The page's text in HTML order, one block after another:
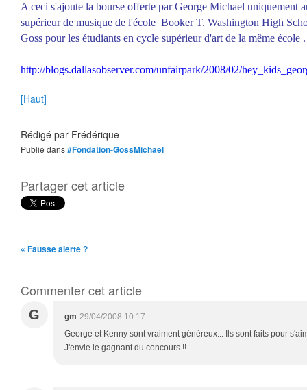
A ceci s'ajoute la bourse offerte par George Michael uniquement
supérieur de musique de l'école Booker T. Washington High
Goss pour les étudiants en cycle supérieur d'art de la même école .
http://blogs.dallasobserver.com/unfairpark/2008/02/
[Haut]
Rédigé par Frédérique
Publié dans#Fondation-GossMichael
Partager cet article
« Fausse alerte ?
Commenter cet article
G gm 29/04/2008 10:17
George et Kenny sont vraiment généreux... Ils sont faits pour
J'envie le gagnant du concours !!